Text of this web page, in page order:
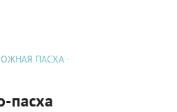
ПАСХА
пасха